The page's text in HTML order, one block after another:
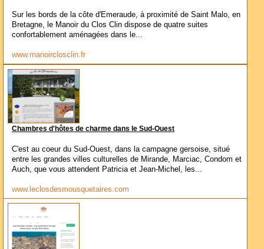
Sur les bords de la côte d'Emeraude, à proximité de Saint Malo, en
Bretagne, le Manoir du Clos Clin dispose de quatre suites
confortablement aménagées dans le...
www.manoirclosclin.fr
Chambres d'hôtes de charme dans le Sud-Ouest
C'est au coeur du Sud-Ouest, dans la campagne gersoise, situé
entre les grandes villes culturelles de Mirande, Marciac, Condom et
Auch, que vous attendent Patricia et Jean-Michel, les...
www.leclosdesmousquetaires.com